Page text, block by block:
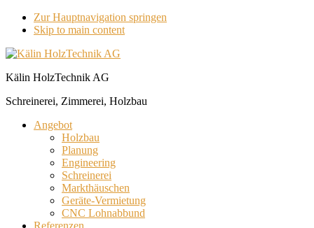
Zur Hauptnavigation springen
Skip to main content
Kälin HolzTechnik AG
Schreinerei, Zimmerei, Holzbau
Angebot
Holzbau
Planung
Engineering
Schreinerei
Markthäuschen
Geräte-Vermietung
CNC Lohnabbund
Referenzen